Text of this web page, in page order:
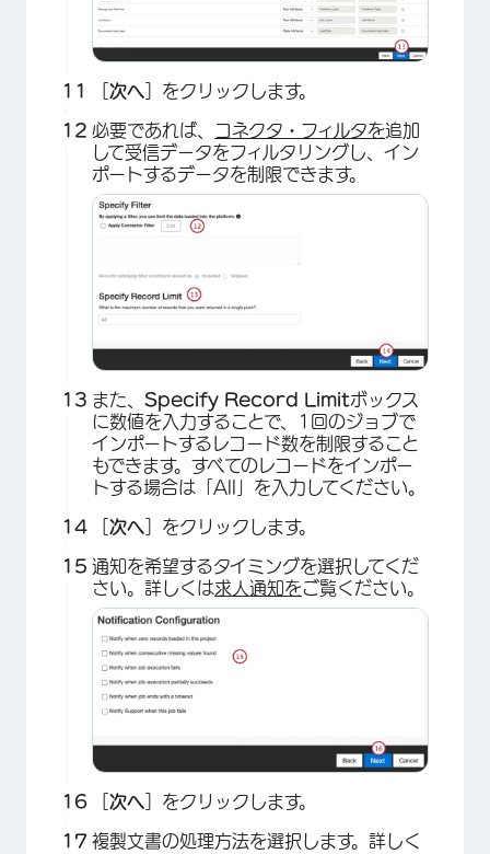
次へ ］をクリックします。
必要であれば、 コネクタ・フィルタを追加
して受信データをフィルタリングし、イン
ポートするデータを制限できます。
また、 Specify Record Limitボックス
に数値を入力することで、1回のジョブで
インポートするレコード数を制限すること
もできます。すべてのレコードをインポー
トする場合は「All」を入力してください。
次へ ］をクリックします。
通知を希望するタイミングを選択してくだ
さい。詳しくは求人通知をご覧ください。
次へ ］をクリックします。
複製文書の処理方法を選択します。詳しく